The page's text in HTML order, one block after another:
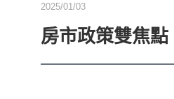
2025/01/03
房市政策雙焦